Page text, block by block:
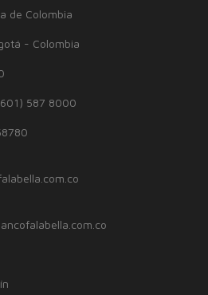
de Colombia
- Colombia
587 8000